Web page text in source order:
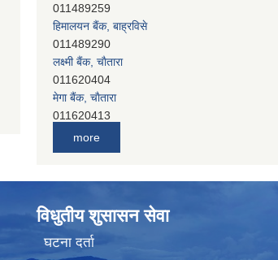
011489259
हिमालयन बैंक, बाह्रविसे
011489290
लक्ष्मी बैंक, चाैतारा
011620404
मेगा बैंक, चाैतारा
011620413
011401005
011403051
सिभिल बैंक, मेलम्ची
011401055
more
विधुतीय शुसासन सेवा
घटना दर्ता